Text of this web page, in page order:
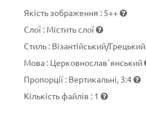
Якість зображення : 5++
Слої : Містить слої
Стиль : Візантійський/Грецький
Мова : Церковнослав`янський
Пропорції : Вертикальні, 3:4
Кількість файлів : 1